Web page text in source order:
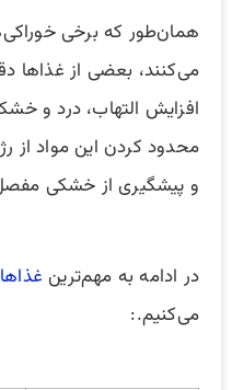
همان‌طور که برخی
می‌کنند، بعضی از غذاها
افزایش التهاب، درد و
محدود کردن این مواد از
و پیشگیری از خشکی
در ادامه به مهم‌ترین
می‌کنیم.: